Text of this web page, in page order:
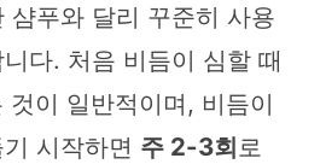
샴푸와 달리 꾸준히 사용
다. 처음 비듬이 심할 때
것이 일반적이며, 비듬이
시작하면 주 2-3회로